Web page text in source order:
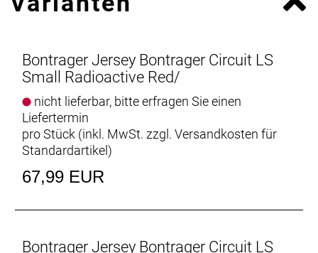
Bontrager Jersey Bontrager Circuit LS
Small Radioactive Red/
nicht lieferbar, bitte erfragen Sie einen
Liefertermin
pro Stück (inkl. MwSt. zzgl. Versandkosten für
Standardartikel)
67,99 EUR
Bontrager Jersey Bontrager Circuit LS